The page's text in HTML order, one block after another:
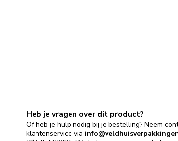
Heb je vragen over dit product?
Of heb je hulp nodig bij je bestelling? Neem
klantenservice via